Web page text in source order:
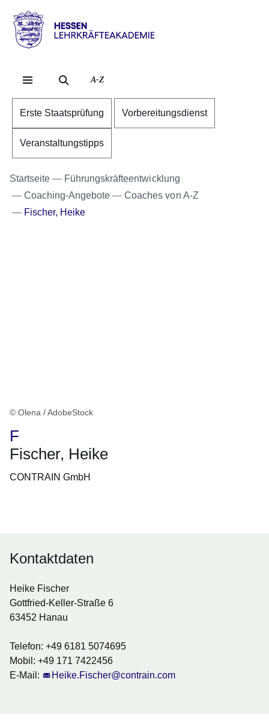
Direkt zum Kopf der
Direkt zum Inhalt
Direkt zum Fuß der
Hessen
Lehrkräfteakademie
A-Z
Erste Staatsprüfung Vorbereitungsdienst
Veranstaltungstipps
Startseite
Führungskräfteentwicklung
Coaching-Angebote
Coaches von A-Z
Fischer, Heike
© Olena / AdobeStock
F
Fischer, Heike
CONTRAIN GmbH
Kontaktdaten
Heike Fischer
Gottfried-Keller-Straße 6
63452 Hanau
Telefon: +49 6181 5074695
Mobil: +49 171 7422456
E-Mail:
Heike.Fischer@contrain.com